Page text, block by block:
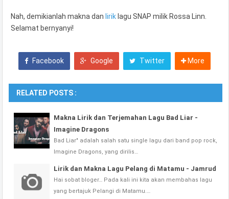
Nah, demikianlah makna dan liriklagu SNAP milik Rossa Linn.
Selamat bernyanyi!
Facebook Google Twitter More
RELATED POSTS :
Makna Lirik dan Terjemahan Lagu Bad Liar -
Imagine Dragons
Bad Liar" adalah salah satu single lagu dari band pop rock,
Imagine Dragons, yang dirilis…
Lirik dan Makna Lagu Pelang di Matamu - Jamrud
Hai sobat bloger… Pada kali ini kita akan membahas lagu
yang bertajuk Pelangi di Matamu.…